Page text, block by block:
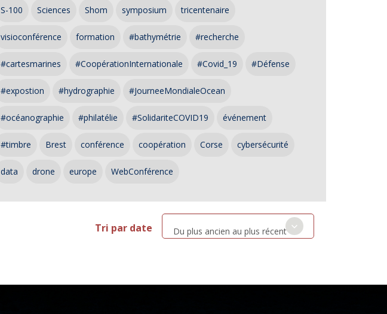
S-100 Sciences Shom symposium tricentenaire
visioconférence formation #bathymétrie #recherche
#cartesmarines #CoopérationInternationale #Covid_19 #Défense
#expostion #hydrographie #JourneeMondialeOcean
#océanographie #philatélie #SolidariteCOVID19 événement
#timbre Brest conférence coopération Corse cybersécurité
data drone europe WebConférence
Tri par date Du plus ancien au plus récent